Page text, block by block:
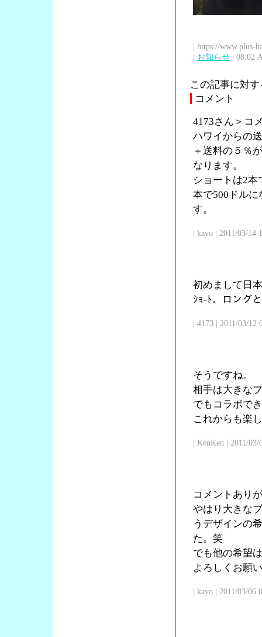
| https://www.plus-
| お知らせ | 08:02
この記事に対
コメント
4173さん＞コ
ハワイからの
＋送料の５％
なります。
ショートは2本
本で500ドル
す。
| kayo | 2011/03/14
初めまして日
ｼｮ-ﾄ。ロング
| 4173 | 2011/03/12
そうですね。
相手は大きな
でもコラボで
これからも楽
| KenKen | 2011/
コメントあり
やはり大きな
うデザインの
た。笑
でも他の希望
よろしくお願
| kayo | 2011/03/06